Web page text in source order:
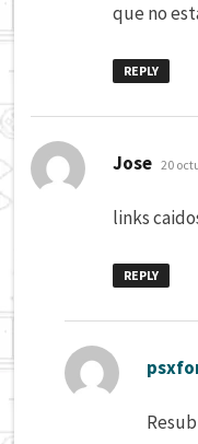
que no
REPLY
Jose dice:
20
links
REPLY